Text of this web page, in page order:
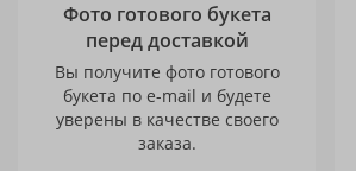
Фото готового букета
перед доставкой
Вы получите фото готового
букета по e-mail и будете
уверены в качестве своего
заказа.